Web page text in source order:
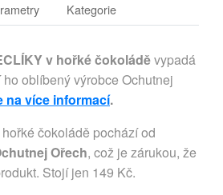
Kategorie
v hořké čokoláděvypadá
oblíbený výrobce Ochutnej
na více informací.
čokoládě pochází od
Ořech, což je zárukou, že
Stojí jen 149 Kč.